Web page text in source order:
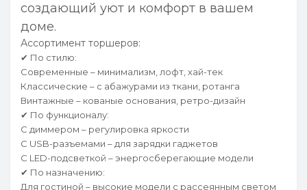
создающий уют и комфорт в вашем
доме.
Ассортимент торшеров:
✔ По стилю:
Современные – минимализм, лофт, хай-тек
Классические – с абажурами из ткани, ротанга
Винтажные – кованые основания, ретро-дизайн
✔ По функционалу:
С диммером – регулировка яркости
С USB-разъемами – для зарядки гаджетов
С LED-подсветкой – энергосберегающие модели
✔ По назначению:
Для гостиной – высокие модели с рассеянным светом